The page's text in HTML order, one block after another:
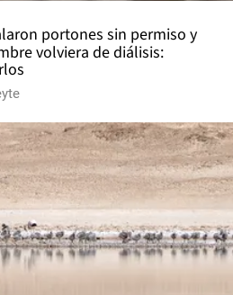
portones sin permiso y
volviera de diálisis: